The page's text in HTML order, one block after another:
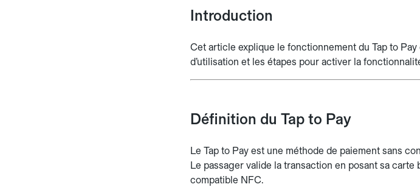
Introduction
Cet article explique le fonctionnement du Tap to
d’utilisation et les étapes pour activer la
Définition du Tap to Pay
Le Tap to Pay est une méthode de paiement sans
Le passager valide la transaction en posant sa
compatible NFC.